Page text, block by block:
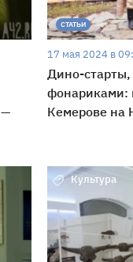
—
СТАТЬИ
17 мая 2024 в
Дино-старты,
фонариками:
Кемерове на
Культура